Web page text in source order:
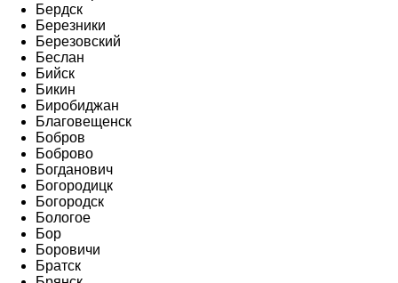
Бердск
Березники
Березовский
Беслан
Бийск
Бикин
Биробиджан
Благовещенск
Бобров
Боброво
Богданович
Богородицк
Богородск
Бологое
Бор
Боровичи
Братск